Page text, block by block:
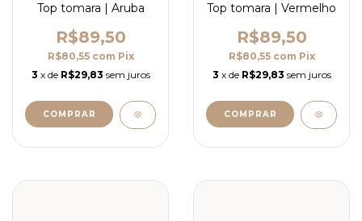
Top tomara | Aruba
R$89,50
R$80,55 com Pix
3 x de R$29,83 sem juros
COMPRAR
Top tomara | Vermelho
R$89,50
R$80,55 com Pix
3 x de R$29,83 sem juros
COMPRAR